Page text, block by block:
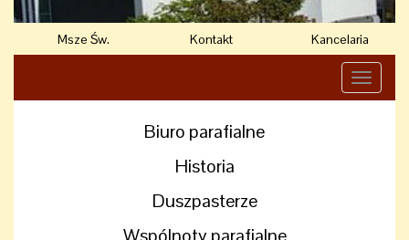
Msze Św. Kontakt Kancelaria
Toggle
Biuro parafialne
Historia
Duszpasterze